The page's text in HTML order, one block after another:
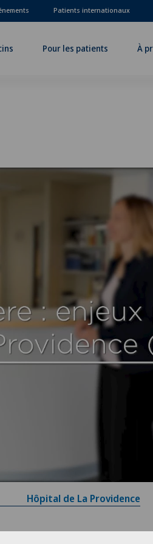
Patients internationaux
Pour les patients À
Hôpital de La Providence